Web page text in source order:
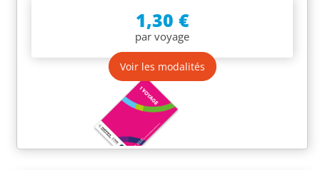
1,30 €
par voyage
Voir les modalités